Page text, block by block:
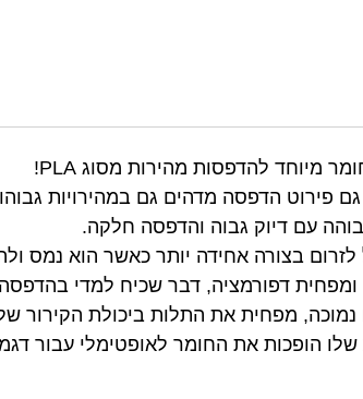
פירוט הדפסה מדהים גם במהירויות
עם דיוק גבוה והדפסה חלקה.
לזרום בצורה אחידה יותר כאשר הוא נמס
דפורמציה, דבר שכיח למדי
מפחית את התלות ביכולת הקירור
הופכות את החומר לאופטימלי עבור